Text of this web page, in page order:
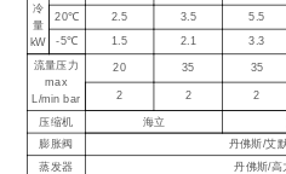
冷
量
kW
20℃
2.5 3.5 5.5
-5℃
1.5 2.1 3.3
流量压力
max
L/min bar
20 35 35
2 2 2
压缩机 海立
膨胀阀 丹佛斯/艾
蒸发器
丹佛斯/高